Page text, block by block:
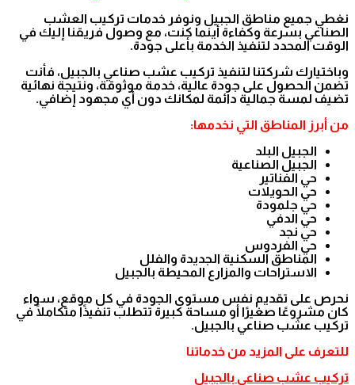
نغطي جميع مناطق الجبيل ونوفر خدمات تركيب العشب
الصناعي بسرعة وكفاءة أينما كنت، مع وصول فريقنا إليك في
الوقت المحدد لتنفيذ الخدمة بأعلى جودة.
وباختيارك شركتنا لتنفيذ تركيب عشب صناعي بالجبيل، فأنت
تضمن الحصول على جودة عالية، خدمة موثوقة، ونتيجة نهائية
تضيف لمسة جمالية دائمة لمكانك دون أي مجهود إضافي.
من أبرز المناطق التي نخدمها:
الجبيل البلد
الجبيل الصناعية
حي الفناتير
حي الحويلات
حي جلمودة
حي الدفي
حي نجد
حي الفردوس
المناطق السكنية الجديدة والفلل
الاستراحات والمزارع المحيطة بالجبيل
نحرص على تقديم نفس مستوى الجودة في كل موقع، سواء
كان مشروعًا صغيرًا أو مساحة كبيرة تتطلب تنفيذًا متكاملًا في
تركيب عشب صناعي بالجبيل.
للتعرف على المزيد من خدماتنا
تركيب عشب صناعي بالجبيل